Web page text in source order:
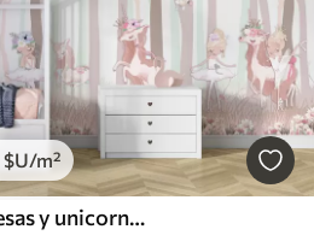
$U/m²
Un bosque con princesas y unicornios